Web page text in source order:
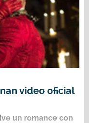
video oficial
un romance con